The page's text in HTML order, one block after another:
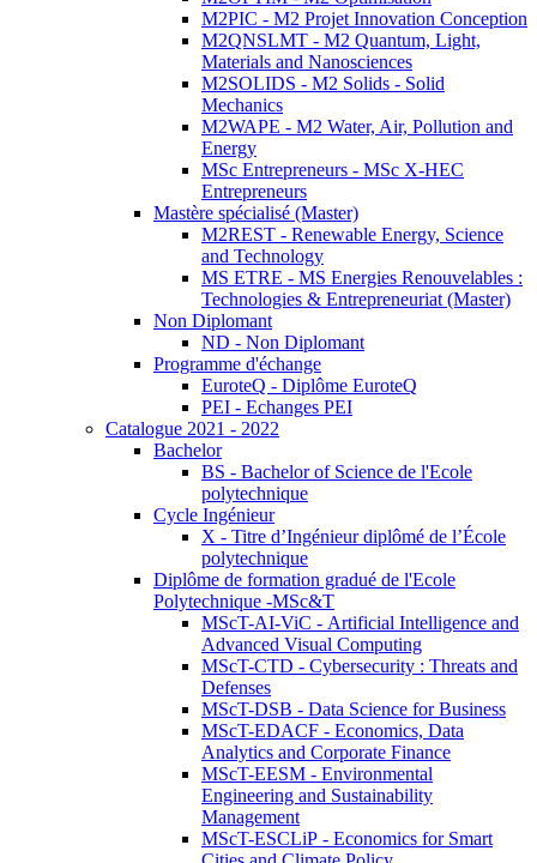
M2PIC - M2 Projet Innovation Conception
M2QNSLMT - M2 Quantum, Light,
Materials and Nanosciences
M2SOLIDS - M2 Solids - Solid
Mechanics
M2WAPE - M2 Water, Air, Pollution and
Energy
MSc Entrepreneurs - MSc X-HEC
Entrepreneurs
Mastère spécialisé (Master)
M2REST - Renewable Energy, Science
and Technology
MS ETRE - MS Energies Renouvelables :
Technologies & Entrepreneuriat (Master)
Non Diplomant
ND - Non Diplomant
Programme d'échange
EuroteQ - Diplôme EuroteQ
PEI - Echanges PEI
Catalogue 2021 - 2022
Bachelor
BS - Bachelor of Science de l'Ecole
polytechnique
Cycle Ingénieur
X - Titre d’Ingénieur diplômé de l’École
polytechnique
Diplôme de formation gradué de l'Ecole
Polytechnique -MSc&T
MScT-AI-ViC - Artificial Intelligence and
Advanced Visual Computing
MScT-CTD - Cybersecurity : Threats and
Defenses
MScT-DSB - Data Science for Business
MScT-EDACF - Economics, Data
Analytics and Corporate Finance
MScT-EESM - Environmental
Engineering and Sustainability
Management
MScT-ESCLiP - Economics for Smart